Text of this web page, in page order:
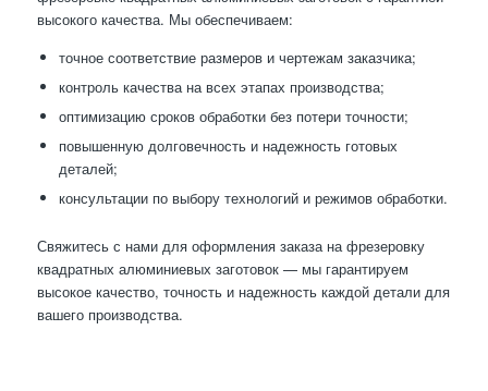
высокого качества. Мы обеспечиваем:
точное соответствие размеров и чертежам заказчика;
контроль качества на всех этапах производства;
оптимизацию сроков обработки без потери точности;
повышенную долговечность и надежность готовых
деталей;
консультации по выбору технологий и режимов обработки.
Свяжитесь с нами для оформления заказа на фрезеровку
квадратных алюминиевых заготовок — мы гарантируем
высокое качество, точность и надежность каждой детали для
вашего производства.